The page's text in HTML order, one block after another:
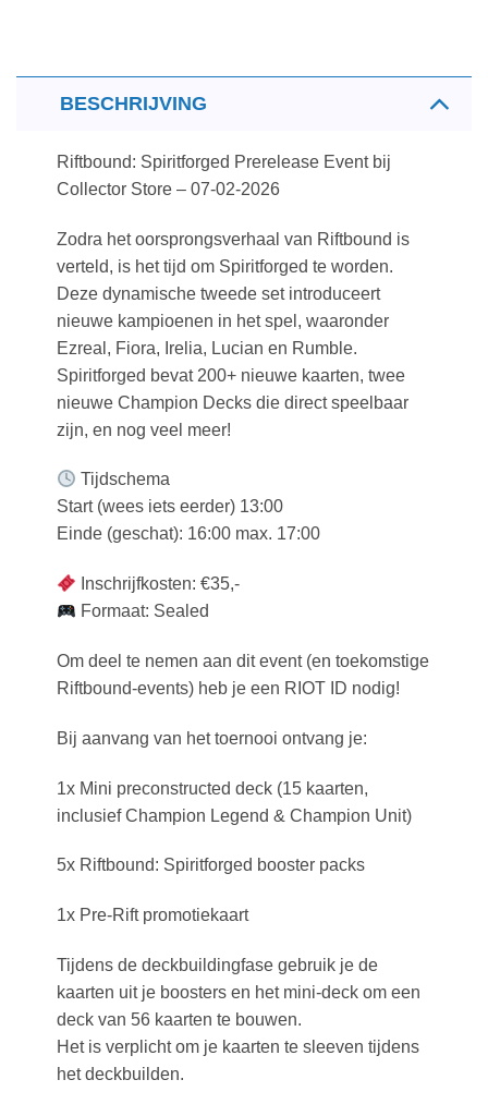
BESCHRIJVING
Riftbound: Spiritforged Prerelease Event bij
Collector Store – 07-02-2026
Zodra het oorsprongsverhaal van Riftbound is
verteld, is het tijd om Spiritforged te worden.
Deze dynamische tweede set introduceert
nieuwe kampioenen in het spel, waaronder
Ezreal, Fiora, Irelia, Lucian en Rumble.
Spiritforged bevat 200+ nieuwe kaarten, twee
nieuwe Champion Decks die direct speelbaar
zijn, en nog veel meer!
Tijdschema
Start (wees iets eerder) 13:00
Einde (geschat): 16:00 max. 17:00
Inschrijfkosten: €35,-
Formaat: Sealed
Om deel te nemen aan dit event (en toekomstige
Riftbound-events) heb je een RIOT ID nodig!
Bij aanvang van het toernooi ontvang je:
1x Mini preconstructed deck (15 kaarten,
inclusief Champion Legend & Champion Unit)
5x Riftbound: Spiritforged booster packs
1x Pre-Rift promotiekaart
Tijdens de deckbuildingfase gebruik je de
kaarten uit je boosters en het mini-deck om een
deck van 56 kaarten te bouwen.
Het is verplicht om je kaarten te sleeven tijdens
het deckbuilden.